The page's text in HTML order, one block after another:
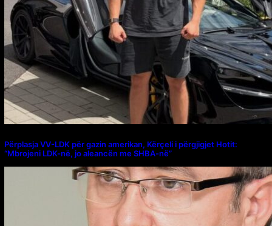
Përplasja VV-LDK për gazin amerikan, Kërçeli i përgjigjet Hotit:
“Mbrojeni LDK-në, jo aleancën me SHBA-në”